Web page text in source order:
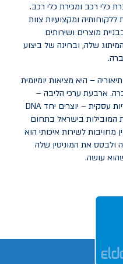
כלי רכב ומכירת כלי רכב.
ומקצועיות צוות
מוצרים ושירותים
שלה, ובחינה של ביצוע
– היא מציאות יומיומית
ארבעת ערכי הליבה –
עסקית – יוצרים יחד DNA
המובילות בישראל בתחום
מחויבות לשירות איכותי הוא
את המוניטין שלה
עושה.